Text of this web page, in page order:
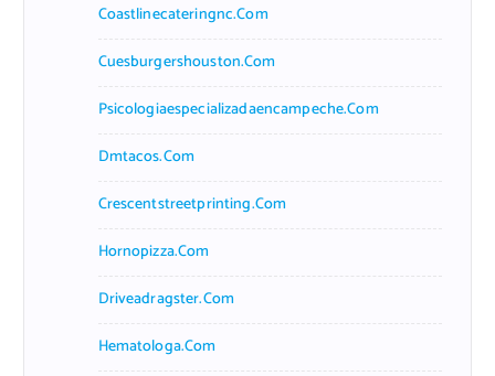
Coastlinecateringnc.com
Cuesburgershouston.com
Psicologiaespecializadaencampeche.com
Dmtacos.com
Crescentstreetprinting.com
Hornopizza.com
Driveadragster.com
Hematologa.com